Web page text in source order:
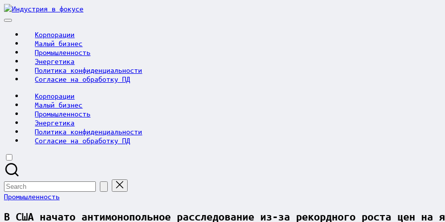
Skip
to
Индустрия
Корпорации
Малый бизнес
Промышленность
Энергетика
Политика конфиденциальности
Согласие на обработку ПД
Корпорации
Малый бизнес
Промышленность
Энергетика
Политика конфиденциальности
Согласие на обработку ПД
Search
for:
Posted
Промышленность
В США начато антимонопольное расследование из-за рекордного роста цен на